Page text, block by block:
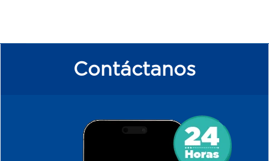
Contáctanos